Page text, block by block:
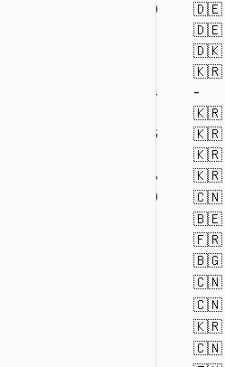
40
🇩🇪
🇩🇪
🇩🇰
🇰🇷
44
-
🇰🇷
46
🇰🇷
🇰🇷
48
🇰🇷
49
🇨🇳
🇧🇪
🇫🇷
🇧🇬
🇨🇳
🇨🇳
🇰🇷
🇨🇳